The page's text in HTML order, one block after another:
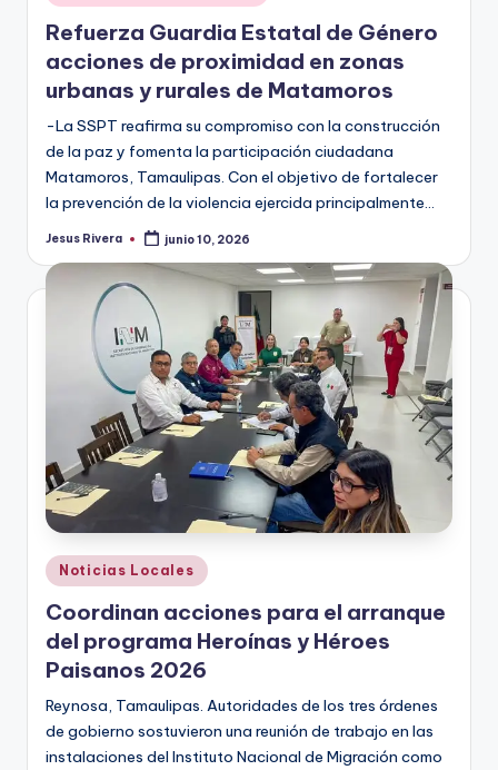
en
Refuerza Guardia Estatal de Género
acciones de proximidad en zonas
urbanas y rurales de Matamoros
-La SSPT reafirma su compromiso con la construcción
de la paz y fomenta la participación ciudadana
Matamoros, Tamaulipas. Con el objetivo de fortalecer
la prevención de la violencia ejercida principalmente…
Publicado
Jesus Rivera junio 10, 2026
Publicado
en
Noticias Locales
Coordinan acciones para el arranque
del programa Heroínas y Héroes
Paisanos 2026
Reynosa, Tamaulipas. Autoridades de los tres órdenes
de gobierno sostuvieron una reunión de trabajo en las
instalaciones del Instituto Nacional de Migración como